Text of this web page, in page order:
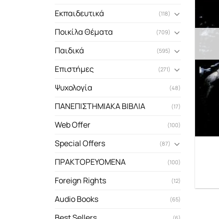
Εκπαιδευτικά (118)
Ποικίλα Θέματα (709)
Παιδικά (595)
Επιστήμες (271)
Ψυχολογία (48)
ΠΑΝΕΠΙΣΤΗΜΙΑΚΑ ΒΙΒΛΙΑ (17)
Web Offer (100)
Special Offers (87)
ΠΡΑΚΤΟΡΕΥΟΜΕΝΑ (100)
Foreign Rights (12)
Audio Books (65)